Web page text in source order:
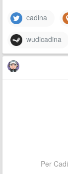
cadina
wudicadina
Per